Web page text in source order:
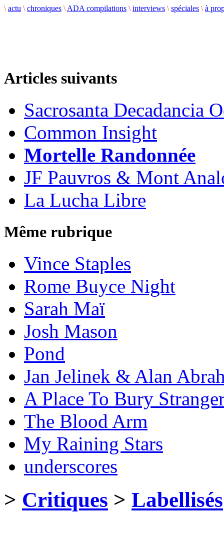
\ actu \ chroniques \ ADA compilations \ interviews \ spéciales \ à
Articles suivants
Sacrosanta Decadancia
Common Insight
Mortelle Randonnée
JF Pauvros & Mont
La Lucha Libre
Même rubrique
Vince Staples
Rome Buyce Night
Sarah Maï
Josh Mason
Pond
Jan Jelinek & Alan
A Place To Bury
The Blood Arm
My Raining Stars
underscores
> Critiques > Labellisés